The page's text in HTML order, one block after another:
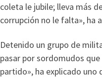
coleta le jubile; lleva más
corrupción no le falta», ha
Detenido un grupo de
pasar por sordomudos
partido», ha explicado uno